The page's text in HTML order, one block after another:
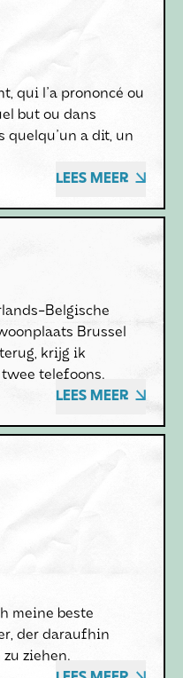
qui l'a prononcé ou
but ou dans
quelqu'un a dit, un
LEES MEER
Belgische
Brussel
krijg ik
telefoons.
LEES MEER
meine beste
der daraufhin
zu ziehen.